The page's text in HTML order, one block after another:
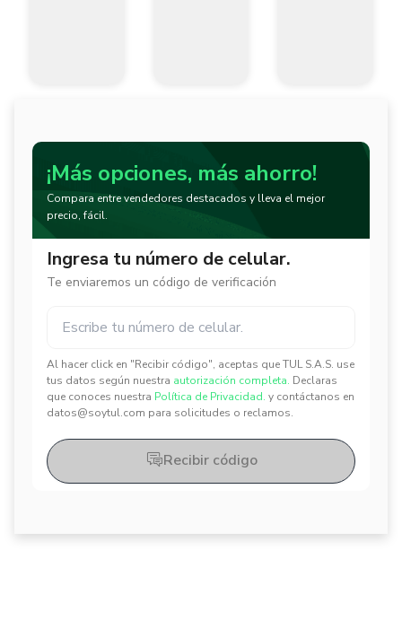
¡Más opciones, más ahorro!
Compara entre vendedores destacados y lleva el mejor
precio, fácil.
Ingresa tu número de celular.
Te enviaremos un código de verificación
Al hacer click en "Recibir código", aceptas que TUL S.A.S. use
tus datos según nuestra autorización completa. Declaras
que conoces nuestra Política de Privacidad. y contáctanos en
datos@soytul.com para solicitudes o reclamos.
✕
✕
Recibir código